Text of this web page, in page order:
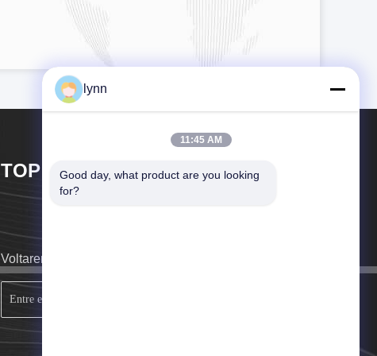
TOP GOLF CO.,LTD
Voltaremos a ligar-lhe o mais depressa possível.
lynn
11:45 AM
Good day, what product are you looking
for?